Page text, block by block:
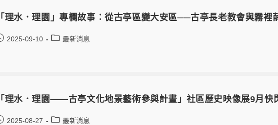
「理水．理園」專欄故事：從古亭區變大安區──古亭長老教會與霧裡
2025-09-10 最新消息
「理水．理園——古亭文化地景藝術參與計畫」社區歷史映像展9月快
2025-08-27 最新消息